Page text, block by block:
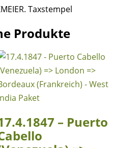
Taxstempel
Produkte
– Puerto